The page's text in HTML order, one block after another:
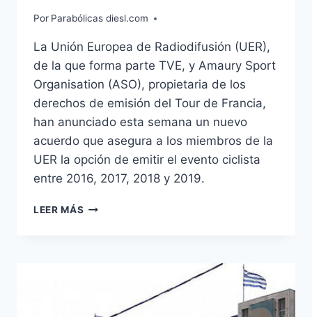
Por Parabólicas diesl.com
La Unión Europea de Radiodifusión (UER),
de la que forma parte TVE, y Amaury Sport
Organisation (ASO), propietaria de los
derechos de emisión del Tour de Francia,
han anunciado esta semana un nuevo
acuerdo que asegura a los miembros de la
UER la opción de emitir el evento ciclista
entre 2016, 2017, 2018 y 2019.
LEER MÁS LA